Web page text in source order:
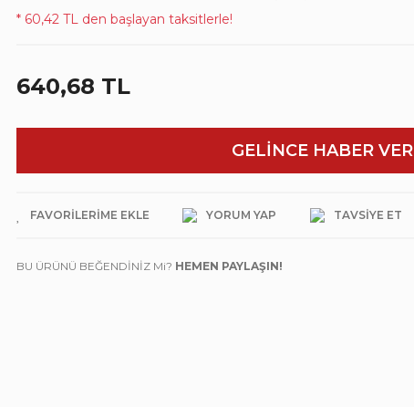
* 60,42 TL den başlayan taksitlerle!
640,68 TL
GELİNCE HABER VER
YORUM YAP TAVSIYE ET
BU ÜRÜNÜ BEĞENDİNİZ Mi? HEMEN PAYLAŞIN!